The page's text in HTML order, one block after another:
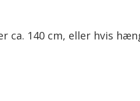
140 cm, eller hvis